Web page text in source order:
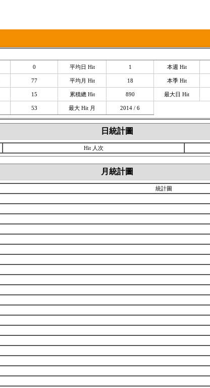
0 平均日 Hit 1 本週 Hit
77 平均月 Hit 18 本季 Hit
15 累積總 Hit 890 最大日 Hit
53 最大 Hit 月 2014 / 6
日統計圖
Hit 人次
月統計圖
統計圖